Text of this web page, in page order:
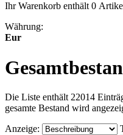
Ihr Warenkorb enthält 0
Währung:
Eur
Die Liste enthält 22014
gesamte Bestand wird
Anzeige: